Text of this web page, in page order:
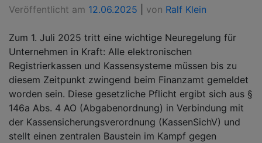
Veröffentlicht am 12.06.2025 von Ralf Klein
Zum 1. Juli 2025 tritt eine wichtige Neuregelung für
Unternehmen in Kraft: Alle elektronischen
Registrierkassen und Kassensysteme müssen bis zu
diesem Zeitpunkt zwingend beim Finanzamt gemeldet
worden sein. Diese gesetzliche Pflicht ergibt sich aus §
146a Abs. 4 AO (Abgabenordnung) in Verbindung mit
der Kassensicherungsverordnung (KassenSichV) und
stellt einen zentralen Baustein im Kampf gegen